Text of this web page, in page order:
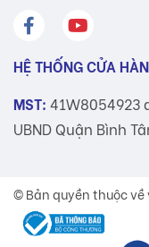
HỆ THỐNG CỬA
MST: 41W8054923
UBND Quận Bình
© Bản quyền thuộc về